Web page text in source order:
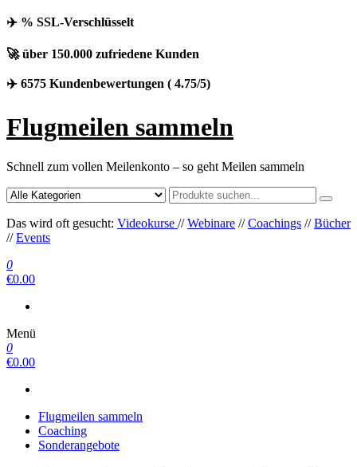
✈️ % SSL-Verschlüsselt
🚀 über 150.000 zufriedene Kunden
✈️ 6575 Kundenbewertungen ( 4.75/5)
Flugmeilen sammeln
Schnell zum vollen Meilenkonto – so geht Meilen sammeln
Das wird oft gesucht: Videokurse //Webinare //Coachings //Bücher
//Events
0
€0.00
Menü
0
€0.00
Flugmeilen sammeln
Coaching
Sonderangebote